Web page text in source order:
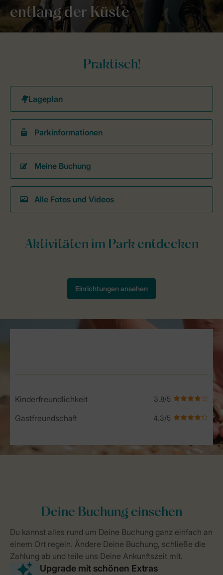
entlang der Küste
Praktisch!
Parkinformationen
Meine Buchung
Alle Fotos und Videos
Kinderfreundlichkeit
Gastfreundschaft